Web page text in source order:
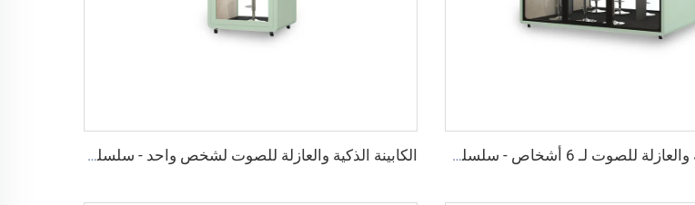
الكابينة الذكية والعازلة للصوت لـ 6 أشخاص - سلسلة Cyspace X الكابينة الذكية والعازلة للصوت لشخص واحد - سلسلة Cyspace X